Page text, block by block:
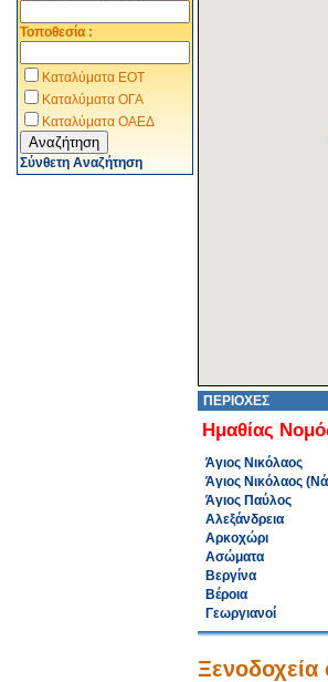
Τοποθεσία :
Καταλύματα ΕΟΤ
Καταλύματα ΟΓΑ
Καταλύματα ΟΑΕΔ
Σύνθετη Αναζήτηση
ΠΕΡΙΟΧΕΣ
Ημαθίας
Άγιος Νικόλαος
Άγιος Νικόλαος
Άγιος Παύλος
Αλεξάνδρεια
Αρκοχώρι
Ασώματα
Βεργίνα
Βέροια
Γεωργιανοί
Ξενοδοχεία